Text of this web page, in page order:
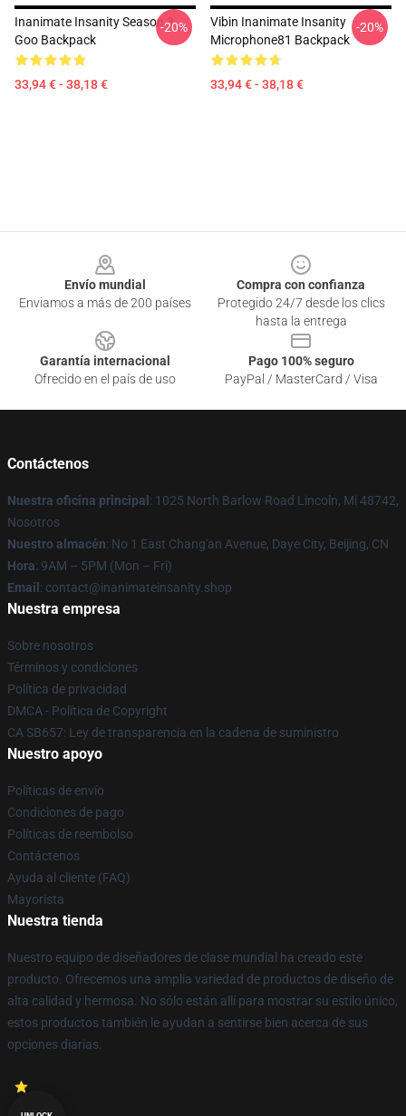
Inanimate Insanity Season 3
Goo Backpack
33,94 € - 38,18 €
-20%
Vibin Inanimate Insanity
Microphone81 Backpack
33,94 € - 38,18 €
-20%
Envío mundial
Enviamos a más de 200 países
Compra con confianza
Protegido 24/7 desde los clics
hasta la entrega
Garantía internacional
Ofrecido en el país de uso
Pago 100% seguro
PayPal / MasterCard / Visa
Contáctenos
Nuestra oficina principal : 1025 North Barlow Road Lincoln, Mi 48742,
Nosotros
Nuestro almacén: No 1 East Chang'an Avenue, Daye City, Beijing, CN
Hora: 9AM – 5PM (Mon – Fri)
Email : contact@inanimateinsanity.shop
Nuestra empresa
Sobre nosotros
Términos y condiciones
Política de privacidad
DMCA - Política de Copyright
CA SB657: Ley de transparencia en la cadena de suministro
Nuestro apoyo
Políticas de envío
Condiciones de pago
Políticas de reembolso
Contáctenos
Ayuda al cliente (FAQ)
Mayorista
Nuestra tienda
Nuestro equipo de diseñadores de clase mundial ha creado este
producto. Ofrecemos una amplia variedad de productos de diseño de
alta calidad y hermosa. No sólo están allí para mostrar su estilo único,
estos productos también le ayudan a sentirse bien acerca de sus
opciones diarias.